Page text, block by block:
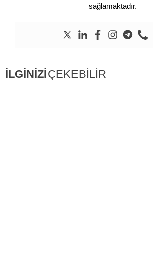
sağlamaktadır.
İLGİNİZİÇEKEBİLİR